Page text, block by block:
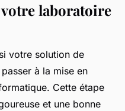
votre laboratoire
votre solution de
à la mise en
Cette étape
et une bonne